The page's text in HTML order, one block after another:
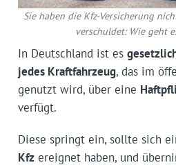
Sie haben die Kfz-Versicherung
verschuldet: Wie geht
In Deutschland ist es
jedes Kraftfahrzeug, das im
genutzt wird, über eine
verfügt.
Diese springt ein, sollte sich
Kfzereignet haben, und